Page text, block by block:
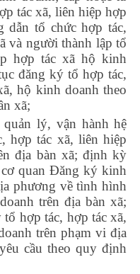
tác xã, liên hiệp hợp
dẫn tổ chức hợp tác,
và người thành lập tổ
hợp tác xã hộ kinh
đăng ký tổ hợp tác,
hộ kinh doanh theo
xã;
lý, vận hành hệ
hợp tác xã, liên hiệp
địa bàn xã; định kỳ
quan Đăng ký kinh
phương về tình hình
trên địa bàn xã;
hợp tác, hợp tác xã,
trên phạm vi địa
cầu theo quy định